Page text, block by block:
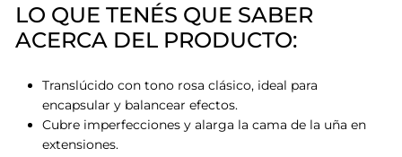
LO QUE TENÉS QUE SABER
ACERCA DEL PRODUCTO:
Translúcido con tono rosa clásico, ideal para
encapsular y balancear efectos.
Cubre imperfecciones y alarga la cama de la uña en
extensiones.